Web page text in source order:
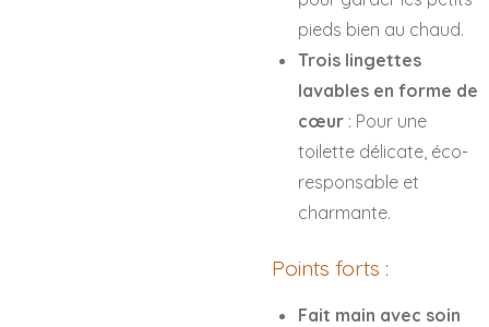
pieds bien au chaud.
Trois lingettes
lavables en forme de
cœur : Pour une
toilette délicate, éco-
responsable et
charmante.
Points forts :
Fait main avec soin